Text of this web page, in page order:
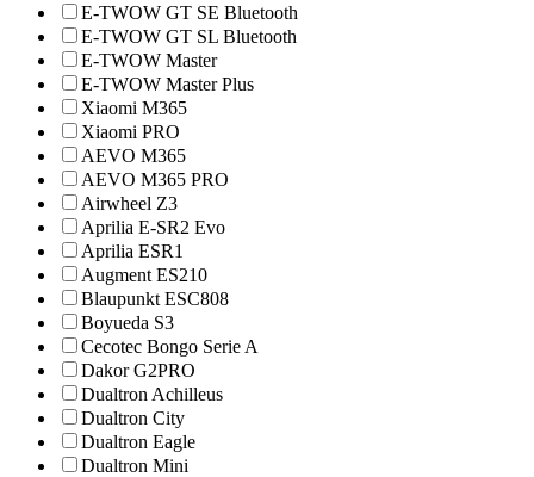
E-TWOW GT SE Bluetooth
E-TWOW GT SL Bluetooth
E-TWOW Master
E-TWOW Master Plus
Xiaomi M365
Xiaomi PRO
AEVO M365
AEVO M365 PRO
Airwheel Z3
Aprilia E-SR2 Evo
Aprilia ESR1
Augment ES210
Blaupunkt ESC808
Boyueda S3
Cecotec Bongo Serie A
Dakor G2PRO
Dualtron Achilleus
Dualtron City
Dualtron Eagle
Dualtron Mini